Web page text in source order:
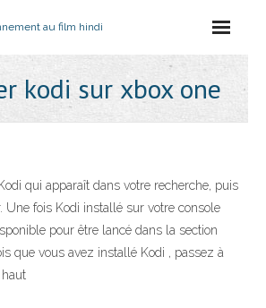
au film hindi
kodi sur xbox one
qui apparaît dans votre recherche, puis
Une fois Kodi installé sur votre console
pour être lancé dans la section
que vous avez installé Kodi , passez à